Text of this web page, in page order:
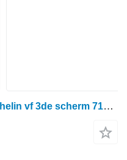
Fendt 724 gen6 profi plus michelin vf 3de scherm 718 720 722